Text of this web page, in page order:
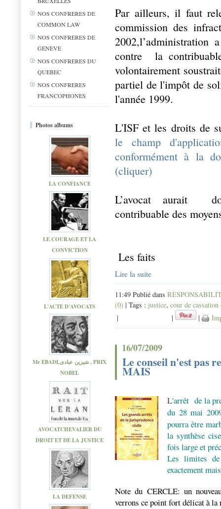
NOS CONFRERES DE
COMMON LAW
NOS CONFRERES DE
GENEVE
NOS CONFRERES DU
QUEBEC
NOS CONFRERES
FRANCOPHONES
Photos albums
LA CONFIANCE
LE COURAGE ET LA
CONVICTION
L'ACTE D'AVOCATS
Me EBADI,شیرین عبادی , PRIX
NOBEL
AVOCATCHEVALIER DU
DROIT ET DE LA JUSTICE
LA DEFENSE
Par ailleurs, il faut
commission des
contre
la
volontairement
partiel de l'impôt de
l'année 1999.
L'ISF et les droits de
le champ
conformément à la
(cliquer)
L’avocat aurait
contribuable des
Les faits
Lire la suite
11:49 Publié dans
(0) | Tags : justice, cour de
|
| |
16/07/2009
Le conseil n'est pas
MAIS
L'arrêt de la
du 28 mai
pourra être
la synthèse
fois large et
Les limites
exactement
Note du CERCLE: un
verrons ce point fort délicat à la